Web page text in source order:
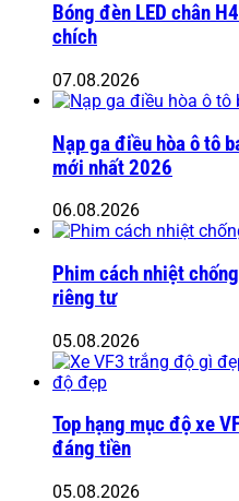
Bóng đèn LED chân
chích
07.08.2026
Nạp ga điều hòa ô tô
mới nhất 2026
06.08.2026
Phim cách nhiệt
riêng tư
05.08.2026
Top hạng mục độ xe
đáng tiền
05.08.2026